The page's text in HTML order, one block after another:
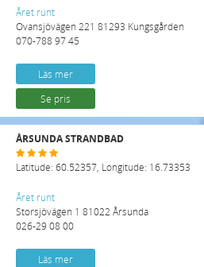
Året runt
Ovansjövägen 221 81293 Kungsgården
070-788 97 45
Läs mer
Se pris
ÅRSUNDA STRANDBAD
Latitude: 60.52357, Longitude: 16.73353
Året runt
Storsjövägen 1 81022 Årsunda
026-29 08 00
Läs mer